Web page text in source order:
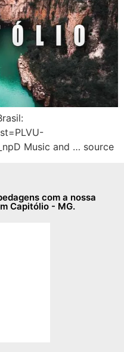
Music and … source
com a nossa
Capitólio - MG.